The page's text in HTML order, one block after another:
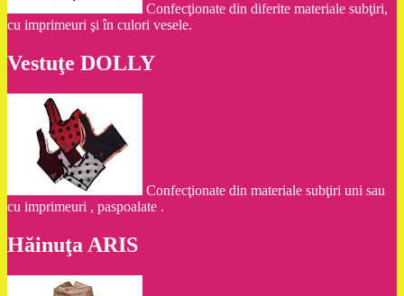
Confecţionate din diferite materiale subţiri,
cu imprimeuri şi în culori vesele.
Vestuţe DOLLY
Confecţionate din materiale subţiri uni sau
cu imprimeuri , paspoalate .
Hăinuţa ARIS